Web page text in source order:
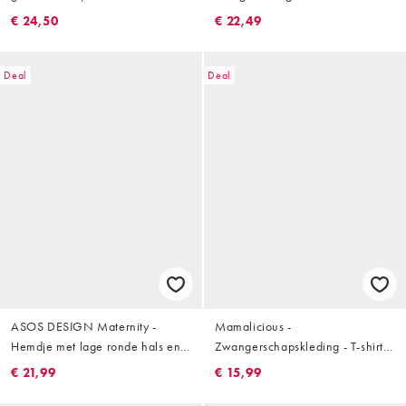
set
€ 24,50
racerhemdje met ingebouwde bh
€ 22,49
Deal
ASOS DESIGN Maternity -
Hemdje met lage ronde hals en
linnenlook in beige
€ 21,99
Deal
Mamalicious -
Zwangerschapskleding - T-shirt
van geribbelde jersey met
€ 15,99